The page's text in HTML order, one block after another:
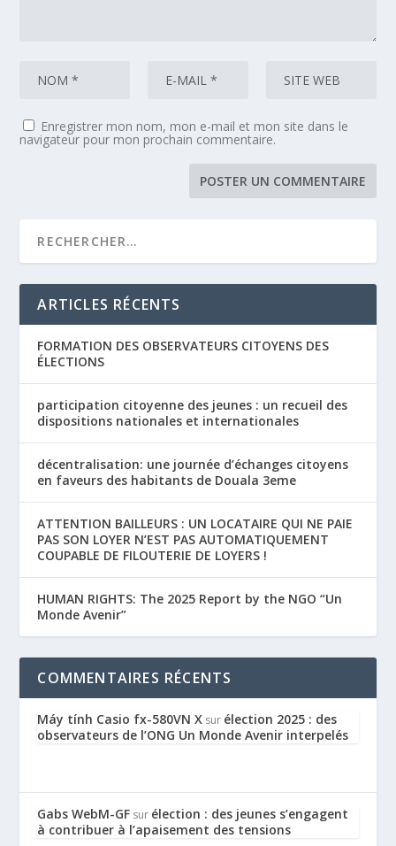
Enregistrer mon nom, mon e-mail et mon site dans le
navigateur pour mon prochain commentaire.
ARTICLES RÉCENTS
FORMATION DES OBSERVATEURS CITOYENS DES
ÉLECTIONS
participation citoyenne des jeunes : un recueil des
dispositions nationales et internationales
décentralisation: une journée d’échanges citoyens
en faveurs des habitants de Douala 3eme
ATTENTION BAILLEURS : UN LOCATAIRE QUI NE PAIE
PAS SON LOYER N’EST PAS AUTOMATIQUEMENT
COUPABLE DE FILOUTERIE DE LOYERS !
HUMAN RIGHTS: The 2025 Report by the NGO “Un
Monde Avenir”
COMMENTAIRES RÉCENTS
Máy tính Casio fx-580VN X sur élection 2025 : des
observateurs de l’ONG Un Monde Avenir interpelés
Gabs WebM-GF sur élection : des jeunes s’engagent
à contribuer à l’apaisement des tensions